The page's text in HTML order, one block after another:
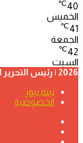
40
℃
الخميس
41
℃
الجمعة
42
℃
السبت
2026 | رئيس التحرير احمد جبارة
نبته نيوز
الخصوصية